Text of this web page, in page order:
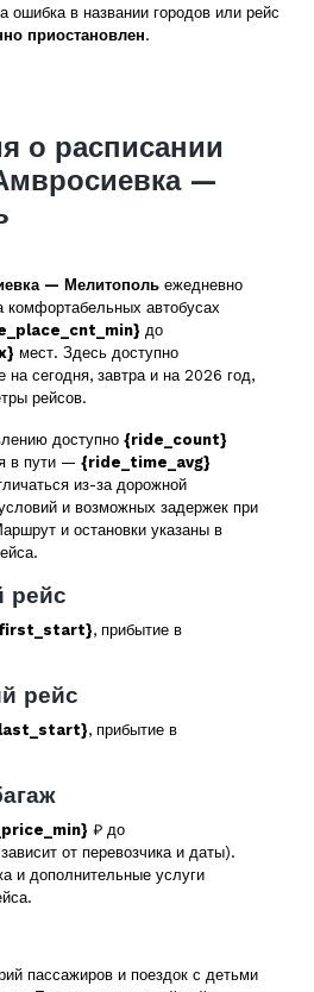
в названии городов или рейс
приостановлен.
о расписании
—
— Мелитополь ежедневно
автобусах
до
мест. Здесь доступно
на сегодня, завтра и на 2026 год,
рейсов.
доступно {ride_count}
в пути — {ride_time_avg}
из-за дорожной
и возможных задержек при
и остановки указаны в
рейс
, прибытие в
рейс
, прибытие в
₽ до
от перевозчика и даты).
и дополнительные услуги
пассажиров и поездок с детьми